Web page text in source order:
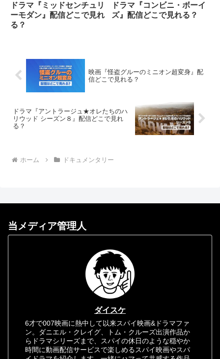
ドラマ『ミッドセンチュリ
ーモダン』配信どこで見れ
る？
ドラマ『コンビニ・ボーイ
ズ』配信どこで見れる？
映画『怪盗グルーのミニオン超変身』配
信どこで見れる？
ドラマ『アントラージュ★オレたちのハ
リウッド シーズン８』配信どこで見れ
る？
ホーム ドキュメンタリー
当メディア管理人
ダイスケ
6才で007映画に熱中して以来スパイ映画&ドラマファ
ン。ダニエル・クレイグ、トム・クルーズ出演作品か
らドラマシリーズまで、スパイの休日のような穏やか
時間に動画配信サービスで楽しめるスパイ映画やスパ